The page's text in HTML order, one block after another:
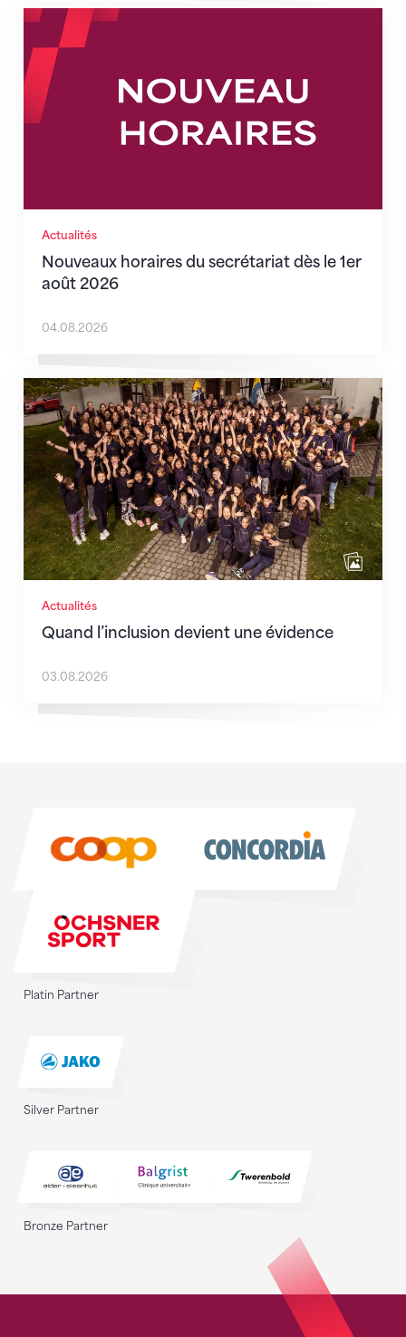
Actualités
Nouveaux horaires du secrétariat dès le 1er
août 2026
Nouveaux horaires du secrétariat dès le 1er août
04.08.2026
Actualités
Quand l’inclusion devient une évidence
Quand l’inclusion devient une évidence
03.08.2026
Platin Partner
Silver Partner
Bronze Partner